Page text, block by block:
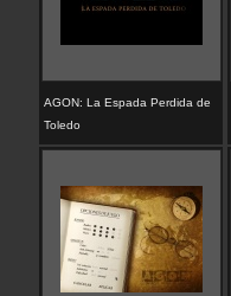
AGON: La Espada Perdida de
Toledo